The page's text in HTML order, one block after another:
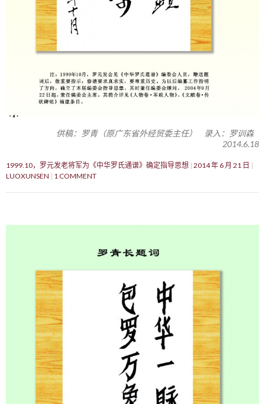
供稿：罗青（原广东省外经贸委主任） 录入：罗训森
2014.6.18
1999.10，罗元发老将军为《中华罗氏通谱》确定指导思想 2014 年 6 月 21 日
LUOXUNSEN
1 COMMENT